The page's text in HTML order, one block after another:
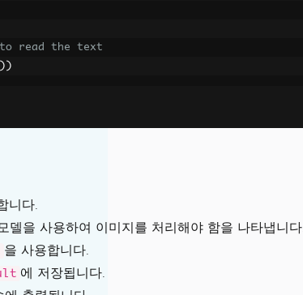
를 찾을 수 없습니다.
to read the text
))
니다.
을 사용하여 이미지를 처리해야 함을 나타냅니다.
을 사용합니다.
에 저장됩니다.